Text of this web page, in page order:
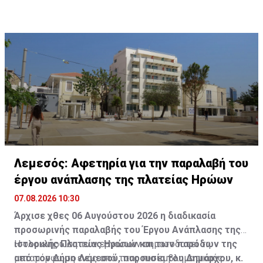
πλαίσιο στοχευμένων επιχειρήσεων αστυνόμευσης
Λεμεσός: Αφετηρία για την παραλαβή του
έργου ανάπλασης της πλατείας Ηρώων
07.08.2026 10:30
Άρχισε χθες 06 Αυγούστου 2026 η διαδικασία
προσωρινής παραλαβής του Έργου Ανάπλασης της
ιστορικής Πλατείας Ηρώων και των παρόδων της
από τον Δήμο Λεμεσού, παρουσία του Δημάρχου, κ.
Η ολοκλήρωση των εργασιών σηματοδοτεί τη
μεταμόρφωση ενός από τους πιο εμβληματικούς